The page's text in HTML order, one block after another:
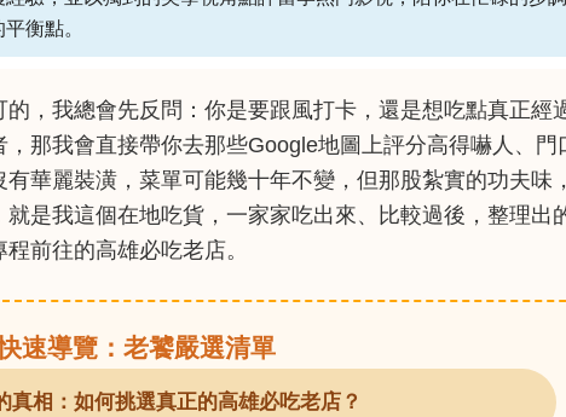
衡點。
，我總會先反問：你是要跟風打卡，還是想吃點真正經
那我會直接帶你去那些Google地圖上評分高得嚇人、門
華麗裝潢，菜單可能幾十年不變，但那股紮實的功夫味，
是我這個在地吃貨，一家家吃出來、比較過後，整理出
前往的高雄必吃老店。
速導覽：老饕嚴選清單
真相：如何挑選真正的高雄必吃老店？